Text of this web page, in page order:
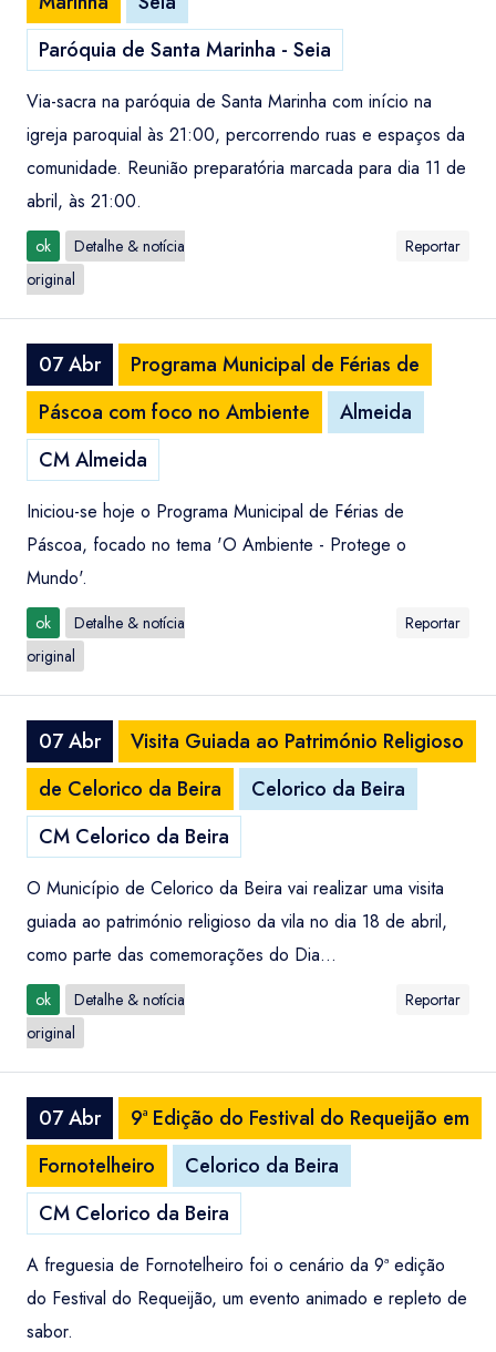
Paróquia de Santa Marinha - Seia
Via-sacra na paróquia de Santa Marinha com início na
igreja paroquial às 21:00, percorrendo ruas e espaços da
comunidade. Reunião preparatória marcada para dia 11 de
abril, às 21:00.
ok
Detalhe & notícia
original
Reportar
07 Abr
Programa Municipal de Férias de
Páscoa com foco no Ambiente
Almeida
CM Almeida
Iniciou-se hoje o Programa Municipal de Férias de
Páscoa, focado no tema 'O Ambiente - Protege o
Mundo'.
ok
Detalhe & notícia
original
Reportar
07 Abr
Visita Guiada ao Património Religioso
de Celorico da Beira
Celorico da Beira
CM Celorico da Beira
O Município de Celorico da Beira vai realizar uma visita
guiada ao património religioso da vila no dia 18 de abril,
como parte das comemorações do Dia...
ok
Detalhe & notícia
original
Reportar
07 Abr
9ª Edição do Festival do Requeijão em
Fornotelheiro
Celorico da Beira
CM Celorico da Beira
A freguesia de Fornotelheiro foi o cenário da 9ª edição
do Festival do Requeijão, um evento animado e repleto de
sabor.